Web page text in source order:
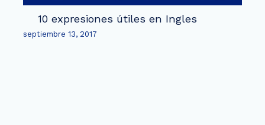
10 expresiones útiles en Ingles
septiembre 13, 2017